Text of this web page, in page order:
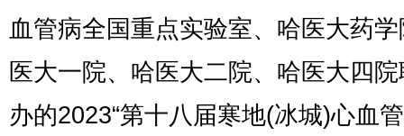
血管病全国重点实验室、哈医大药
医大一院、哈医大二院、哈医大四
办的2023“第十八届寒地(冰城)心血